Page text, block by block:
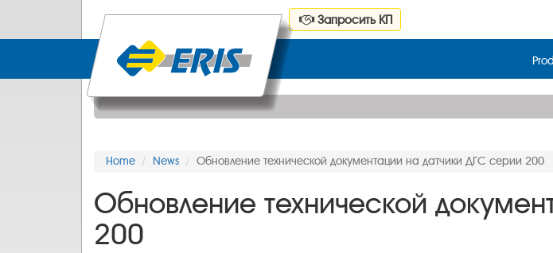
Запросить КП
Home News Обновление технической документации на датчики ДГС серии 200
Обновление технической
200